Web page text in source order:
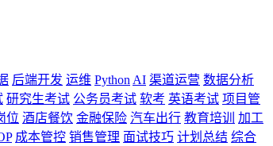
后端开发 运维 Python AI 渠道运营 数据分析
研究生考试 公务员考试 软考 英语考试 项目管
位 酒店餐饮 金融保险 汽车出行 教育培训
加工
成本管控 销售管理 面试技巧 计划总结 综合